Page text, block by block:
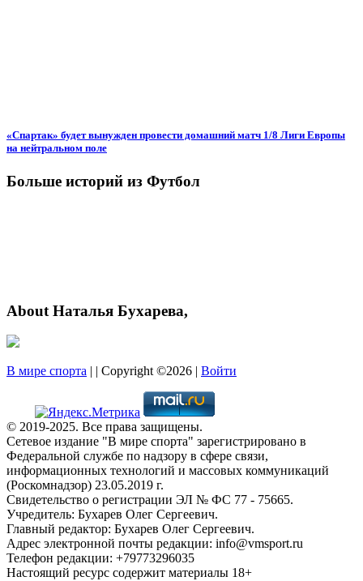
«Спартак» будет вынужден провести домашний матч 1/8 Лиги Европы
на нейтральном поле
Больше историй из Футбол
About Наталья Бухарева,
В мире спорта | | Copyright ©2026 | Войти
© 2019-2025. Все права защищены.
Сетевое издание "В мире спорта" зарегистрировано в
Федеральной службе по надзору в сфере связи,
информационных технологий и массовых коммуникаций
(Роскомнадзор) 23.05.2019 г.
Свидетельство о регистрации ЭЛ № ФС 77 - 75665.
Учредитель: Бухарев Олег Сергеевич.
Главный редактор: Бухарев Олег Сергеевич.
Адрес электронной почты редакции: info@vmsport.ru
Телефон редакции: +79773296035
Настоящий ресурс содержит материалы 18+